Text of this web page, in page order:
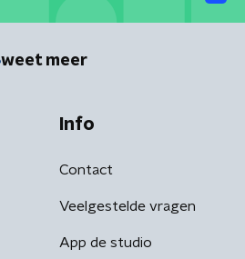
weet meer
Info
Contact
Veelgestelde vragen
App de studio